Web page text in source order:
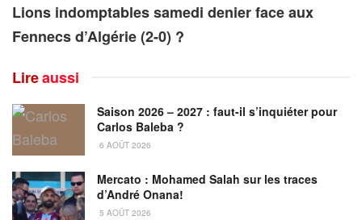
Lions indomptables samedi denier face aux
Fennecs d’Algérie (2-0) ?
Lireaussi
Saison 2026 – 2027 : faut-il s’inquiéter pour
Carlos Baleba ?
6 AOÛT 2026
Mercato : Mohamed Salah sur les traces
d’André Onana!
5 AOÛT 2026